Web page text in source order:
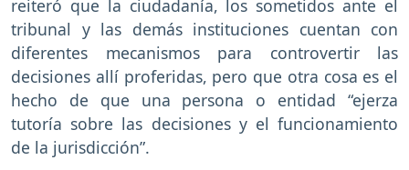
reiteró que la ciudadanía, los sometidos ante el
tribunal y las demás instituciones cuentan con
diferentes mecanismos para controvertir las
decisiones allí proferidas, pero que otra cosa es el
hecho de que una persona o entidad “ejerza
tutoría sobre las decisiones y el funcionamiento
de la jurisdicción”.